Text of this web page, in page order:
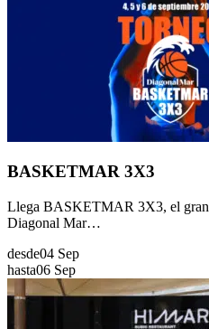
BASKETMAR 3X3
Llega BASKETMAR 3X3, el gran
Diagonal Mar…
desde04 Sep
hasta06 Sep